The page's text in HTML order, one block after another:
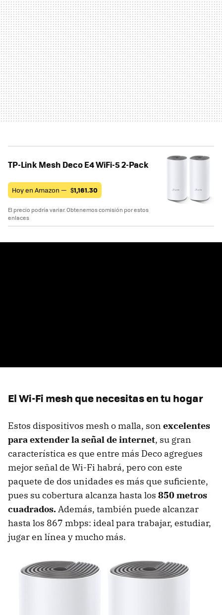
TP-Link Mesh Deco E4 WiFi-5 2-Pack
Hoy en Amazon — $1,161.30
El precio podría variar. Obtenemos comisión por estos
enlaces
El Wi-Fi mesh que necesitas en tu hogar
Estos dispositivos mesh o malla, son excelentes
para extender la señal de internet, su gran
característica es que entre más Deco agregues
mejor señal de Wi-Fi habrá, pero con este
paquete de dos unidades es más que suficiente,
pues su cobertura alcanza hasta los 850 metros
cuadrados.Además, también puede alcanzar
hasta los 867 mbps: ideal para trabajar, estudiar,
jugar en línea y mucho más.